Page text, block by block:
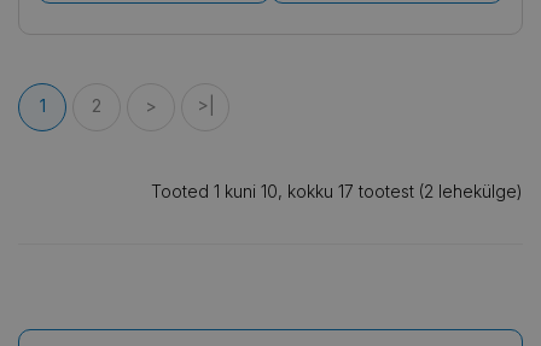
1 2 > >|
Tooted 1 kuni 10, kokku 17 tootest (2 lehekülge)